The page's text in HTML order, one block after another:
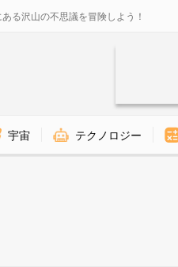
る沢山の不思議を冒険しよう！
宇宙 テクノロジー